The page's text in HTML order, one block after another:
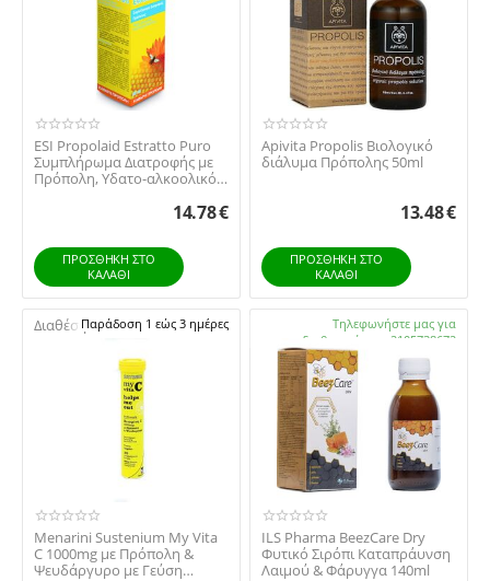
ESI Propolaid Estratto Puro
Συμπλήρωμα Διατροφής με
Πρόπολη, Υδατο-αλκοολικό
14.78€
ΠΡΟΣΘΉΚΗ ΣΤΟ
ΚΑΛΆΘΙ
Apivita Propolis Βιολογικό
διάλυμα Πρόπολης 50ml
13.48€
ΠΡΟΣΘΉΚΗ ΣΤΟ
ΚΑΛΆΘΙ
Διαθέσιμο:Παράδοση 1 εώς 3 ημέρες
Menarini Sustenium My Vita
C 1000mg με Πρόπολη &
Ψευδάργυρο με Γεύση
Τηλεφωνήστε μας για
διαθεσιμότητα 2105738672
ILS Pharma BeezCare Dry
Φυτικό Σιρόπι Καταπράυνση
Λαιμού & Φάρυγγα 140ml